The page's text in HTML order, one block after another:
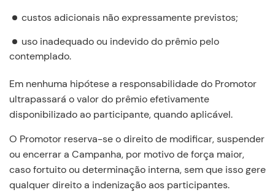
custos adicionais não expressamente previstos;
uso inadequado ou indevido do prêmio pelo
contemplado.
Em nenhuma hipótese a responsabilidade do Promotor
ultrapassará o valor do prêmio efetivamente
disponibilizado ao participante, quando aplicável.
O Promotor reserva-se o direito de modificar, suspender
ou encerrar a Campanha, por motivo de força maior,
caso fortuito ou determinação interna, sem que isso gere
qualquer direito a indenização aos participantes.